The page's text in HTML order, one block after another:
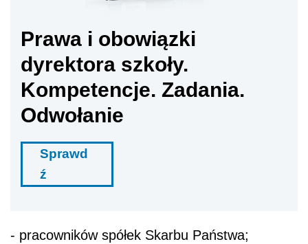
Prawa i obowiązki
dyrektora szkoły.
Kompetencje. Zadania.
Odwołanie
Sprawd
ź
- pracowników spółek Skarbu Państwa;